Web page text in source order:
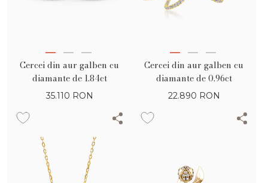
Cercei din aur galben cu
diamante de 1.84ct
35.110 RON
Cercei din aur galben cu
diamante de 0.96ct
22.890 RON